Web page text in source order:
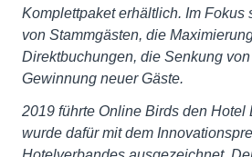
Komplettpaket erhältlich. Im Fokus
von Stammgästen, die
Direktbuchungen, die Senkung
Gewinnung neuer Gäste.
2019 führte Online Birds den Hotel
wurde dafür mit dem